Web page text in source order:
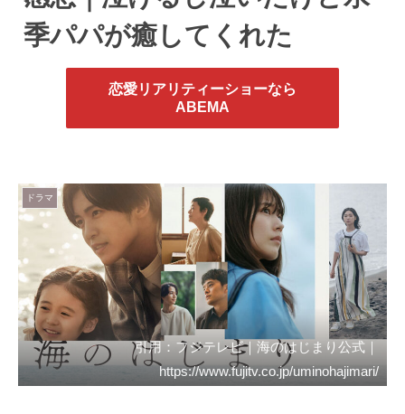
季パパが癒してくれた
恋愛リアリティーショーなら
ABEMA
ドラマ
引用：フジテレビ｜海のはじまり公式｜
https://www.fujitv.co.jp/uminohajimari/